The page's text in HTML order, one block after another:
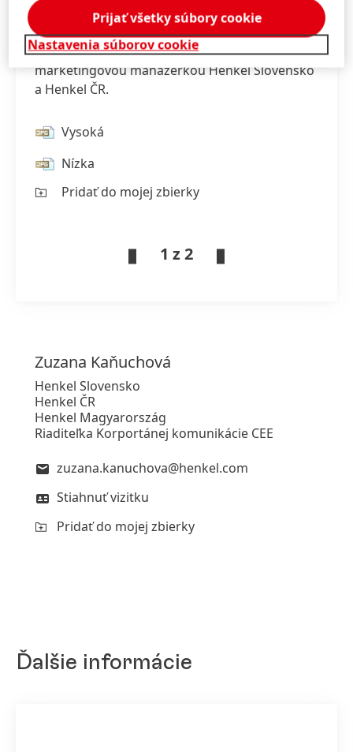
Marie Hobzová je od 1. októbra 2025 novou
marketingovou manažérkou Henkel Slovensko
a Henkel ČR.
Vysoká
Nízka
Pridať do mojej zbierky
1 z 2
Zuzana Kaňuchová
Henkel Slovensko
Henkel ČR
Henkel Magyarország
Riaditeľka Korportánej komunikácie CEE
zuzana.kanuchova@henkel.com
Stiahnuť vizitku
Pridať do mojej zbierky
Ďalšie informácie
Nastavenia súborov cookie
Prijať všetky súbory cookie